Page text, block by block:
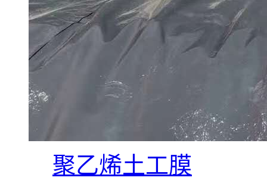
聚乙烯土工膜